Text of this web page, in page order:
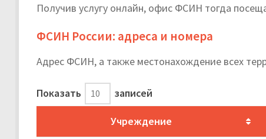
Получив услугу онлайн, офис ФСИН тогда
ФСИН России: адреса и номера
Адрес ФСИН, а также местонахождение всех
Показать записей
Учреждение